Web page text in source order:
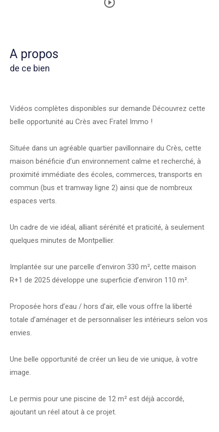
a propos
de ce bien
Vidéos complètes disponibles sur demande Découvrez cette
belle opportunité au Crès avec Fratel Immo !
Située dans un agréable quartier pavillonnaire du Crès, cette
maison bénéficie d’un environnement calme et recherché, à
proximité immédiate des écoles, commerces, transports en
commun (bus et tramway ligne 2) ainsi que de nombreux
espaces verts.
Un cadre de vie idéal, alliant sérénité et praticité, à seulement
quelques minutes de Montpellier.
Implantée sur une parcelle d’environ 330 m², cette maison
R+1 de 2025 développe une superficie d’environ 110 m².
Proposée hors d’eau / hors d’air, elle vous offre la liberté
totale d’aménager et de personnaliser les intérieurs selon vos
envies.
Une belle opportunité de créer un lieu de vie unique, à votre
image.
Le permis pour une piscine de 12 m² est déjà accordé,
ajoutant un réel atout à ce projet.